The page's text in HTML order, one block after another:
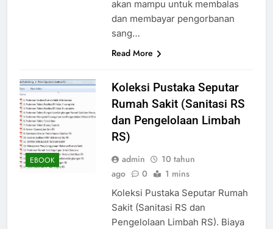
akan mampu untuk membalas
dan membayar pengorbanan
sang…
Read More
EBOOK
Koleksi Pustaka Seputar
Rumah Sakit (Sanitasi RS
dan Pengelolaan Limbah
RS)
admin
10 tahun
ago
0 1 mins
Koleksi Pustaka Seputar Rumah
Sakit (Sanitasi RS dan
Pengelolaan Limbah RS). Biaya